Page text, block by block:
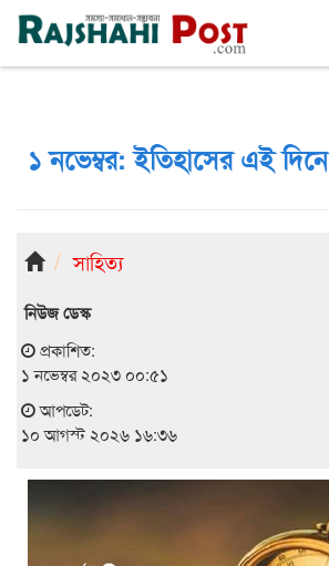
রাজশাহী সোমবার, ১০ই আগস্ট ২০২৬, ২৭শে শ্রাবণ ১৪৩৩
১ নভেম্বর: ইতিহাসের এই দিনে
সাহিত্য
নিউজ ডেস্ক
প্রকাশিত:
১ নভেম্বর ২০২৩ ০০:৫১
আপডেট:
১০ আগস্ট ২০২৬ ১৬:৩৬